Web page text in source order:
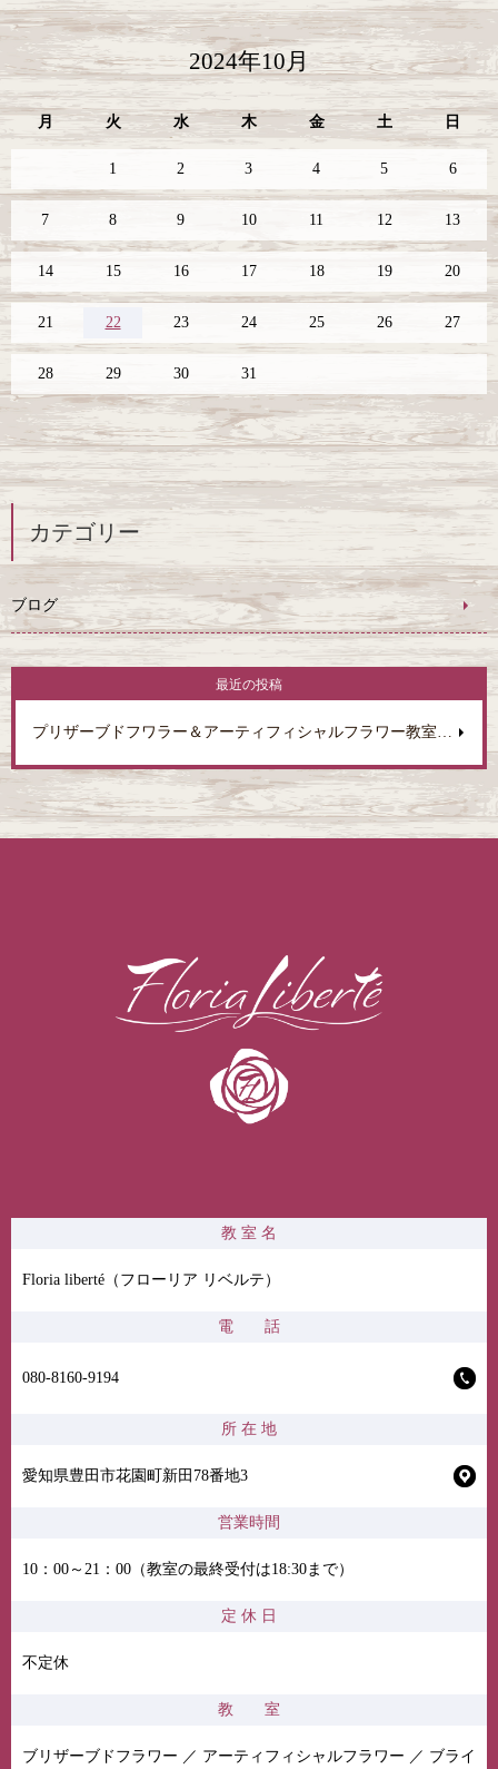
2024年10月
月 火 水 木 金 土 日
1 2 3 4 5 6
7 8 9 10 11 12 13
14 15 16 17 18 19 20
21 22 23 24 25 26 27
28 29 30 31
カテゴリー
ブログ
最近の投稿
プリザーブドフワラー＆アーティフィシャルフラワー教室をオープンしました。
教 室 名
Floria liberté（フローリア リベルテ）
電 話
080-8160-9194
所 在 地
愛知県豊田市花園町新田78番地3
営業時間
10：00～21：00（教室の最終受付は18:30まで）
定 休 日
不定休
教 室
ブリザーブドフラワー ／ アーティフィシャルフラワー ／ ブライ